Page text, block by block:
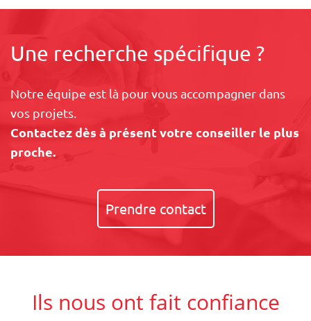
Une recherche spécifique ?
Notre équipe est là pour vous accompagner dans
vos projets.
Contactez dès à présent votre conseiller le plus
proche.
Prendre contact
Ils nous ont fait confiance